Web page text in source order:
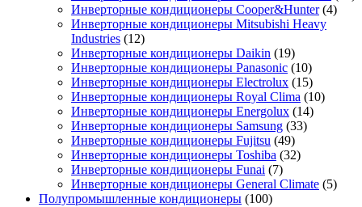
Инверторные кондиционеры Cooper&Hunter (4)
Инверторные кондиционеры Mitsubishi Heavy
Industries (12)
Инверторные кондиционеры Daikin (19)
Инверторные кондиционеры Panasonic (10)
Инверторные кондиционеры Electrolux (15)
Инверторные кондиционеры Royal Clima (10)
Инверторные кондиционеры Energolux (14)
Инверторные кондиционеры Samsung (33)
Инверторные кондиционеры Fujitsu (49)
Инверторные кондиционеры Toshiba (32)
Инверторные кондиционеры Funai (7)
Инверторные кондиционеры General Climate (5)
Полупромышленные кондиционеры (100)